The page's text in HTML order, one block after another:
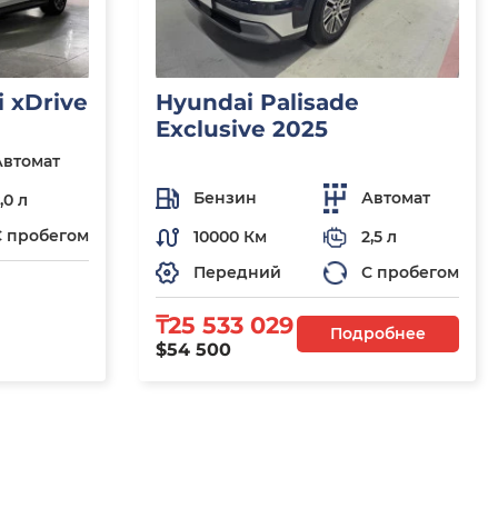
xDrive
л
пробегом
Hyundai Palisade
Exclusive 2025
Бензин
Автомат
10000 Км
2,5 л
Передний
С пробегом
₸25 533 029
$54 500
Подробнее